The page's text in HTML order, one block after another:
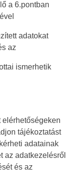
a 6.pontban
adatokat
az
ismerhetik
elérhetőségeken
tájékoztatást
adatainak
az adatkezelésről
és az